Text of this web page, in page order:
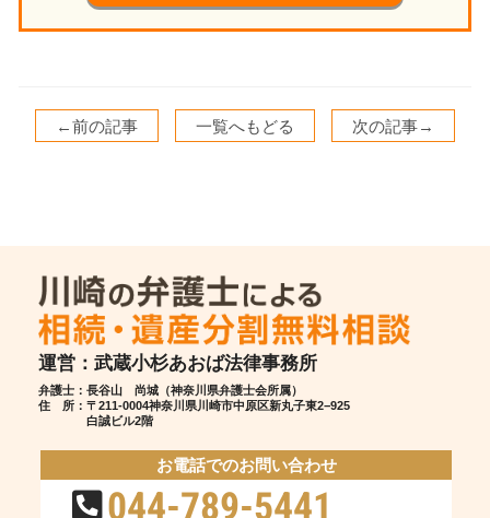
←前の記事 一覧へもどる 次の記事→
運営：武蔵小杉あおば法律事務所
弁護士：長谷山 尚城（神奈川県弁護士会所属）
住 所： 〒211-0004神奈川県川崎市中原区新丸子東2−925
白誠ビル2階
お電話でのお問い合わせ
044-789-5441